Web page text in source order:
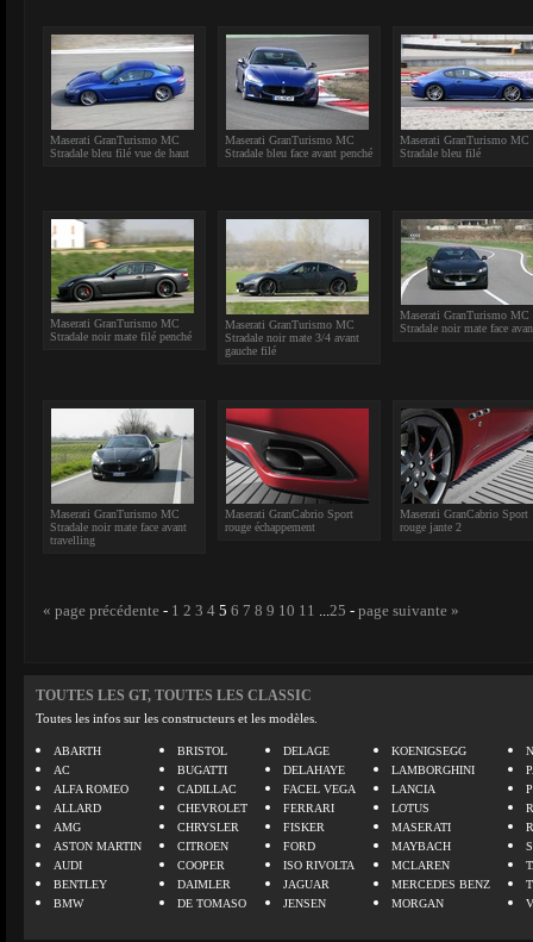
Maserati GranTurismo MC
Stradale bleu filé vue de haut
Maserati GranTurismo MC
Stradale bleu face avant penché
Maserati GranTurismo MC
Stradale bleu filé
Maserati GranTurismo MC
Stradale noir mate filé penché
Maserati GranTurismo MC
Stradale noir mate 3/4 avant
gauche filé
Maserati GranTurismo MC
Stradale noir mate face
Maserati GranTurismo MC
Stradale noir mate face avant
travelling
Maserati GranCabrio Sport
rouge échappement
Maserati GranCabrio Sport
rouge jante 2
« page précédente - 1 2 3 4 5 6 7 8 9 10 11 ...25 - page suivante »
TOUTES LES GT, TOUTES LES CLASSIC
Toutes les infos sur les constructeurs et les modèles.
ABARTH
AC
ALFA ROMEO
ALLARD
AMG
ASTON MARTIN
AUDI
BENTLEY
BMW
BRISTOL
BUGATTI
CADILLAC
CHEVROLET
CHRYSLER
CITROEN
COOPER
DAIMLER
DE TOMASO
DELAGE
DELAHAYE
FACEL VEGA
FERRARI
FISKER
FORD
ISO RIVOLTA
JAGUAR
JENSEN
KOENIGSEGG
LAMBORGHINI
LANCIA
LOTUS
MASERATI
MAYBACH
MCLAREN
MERCEDES BENZ
MORGAN